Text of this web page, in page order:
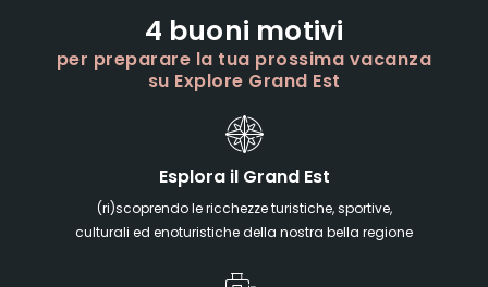
4 buoni motivi
per preparare la tua prossima vacanza
su Explore Grand Est
Esplora il Grand Est
(ri)scoprendo le ricchezze turistiche, sportive,
culturali ed enoturistiche della nostra bella regione